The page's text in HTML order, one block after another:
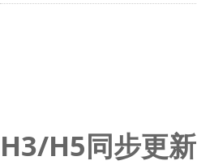
H3/H5同步更新